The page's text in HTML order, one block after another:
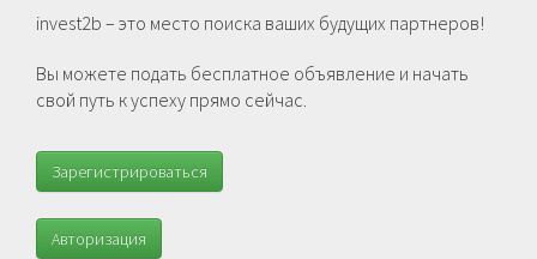
invest2b – это место поиска ваших будущих партнеров!
Вы можете подать бесплатное объявление и начать
свой путь к успеху прямо сейчас.
Зарегистрироваться
Авторизация